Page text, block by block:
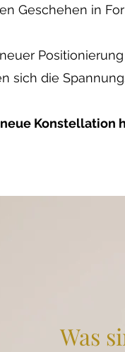
Geschehen in
sich die
Konstellation
Was